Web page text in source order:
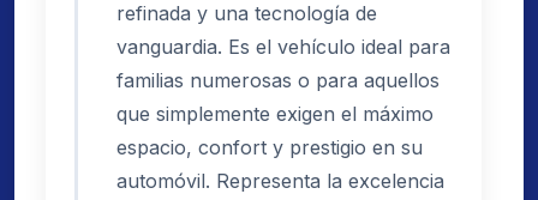
refinada y una tecnología de
vanguardia. Es el vehículo ideal para
familias numerosas o para aquellos
que simplemente exigen el máximo
espacio, confort y prestigio en su
automóvil. Representa la excelencia